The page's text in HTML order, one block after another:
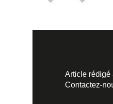
Article rédigé
Contactez-